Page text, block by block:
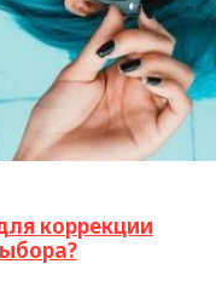
коррекции